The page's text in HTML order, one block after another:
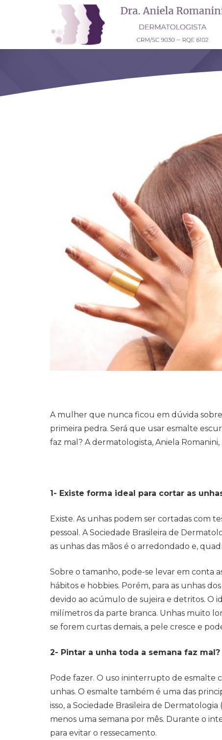
A mulher que nunca ficou em dúvida
primeira pedra. Será que usar esmalte
faz mal? A dermatologista, Aniela
1- Existe forma ideal para cortar as
Existe. As unhas podem ser cortadas com
pessoal. A Sociedade Brasileira de
as unhas das mãos é o arredondado e,
Sobre o tamanho, pode-se levar em conta
hábitos e hobbies. Porém, para as unhas
devido ao acúmulo de sujeira e detritos. O
milímetros da parte branca. Unhas muito
se forem curtas demais, a pele cresce e
2- Pintar a unha toda a semana faz mal?
Pode fazer. O uso ininterrupto de esmalte
unhas. O esmalte também é uma das
isso, a Sociedade Brasileira de
menos uma semana por mês. Durante o
para evitar o ressecamento.